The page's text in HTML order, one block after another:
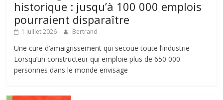
historique : jusqu’à 100 000 emplois
pourraient disparaître
1 juillet 2026 Bertrand
Une cure d’amaigrissement qui secoue toute l’industrie
Lorsqu’un constructeur qui emploie plus de 650 000
personnes dans le monde envisage